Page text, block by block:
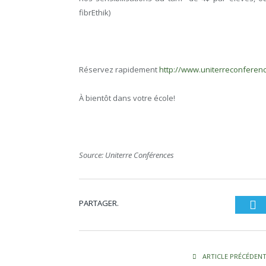
fibrEthik)
Réservez rapidementhttp://
À bientôt dans votre école!
Source: Uniterre Conférences
PARTAGER.
ARTICLE PRÉCÉDENT